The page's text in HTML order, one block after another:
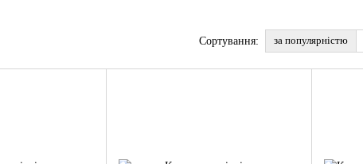
Сортування: за популярністю